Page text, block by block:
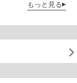
もっと見る